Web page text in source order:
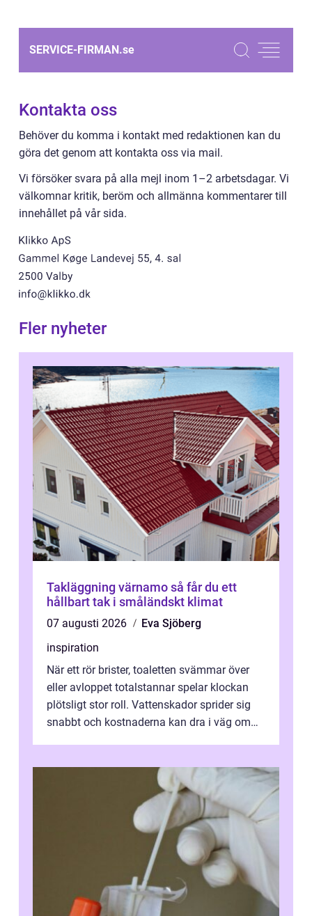
SERVICE-FIRMAN.se
Kontakta oss
Behöver du komma i kontakt med redaktionen kan du
göra det genom att kontakta oss via mail.
Vi försöker svara på alla mejl inom 1–2 arbetsdagar. Vi
välkomnar kritik, beröm och allmänna kommentarer till
innehållet på vår sida.
Fler nyheter
Takläggning värnamo så får du ett
hållbart tak i småländskt klimat
07 augusti 2026
Eva Sjöberg
inspiration
När ett rör brister, toaletten svämmar över
eller avloppet totalstannar spelar klockan
plötsligt stor roll. Vattenskador sprider sig
snabbt och kostnaderna kan dra i väg om